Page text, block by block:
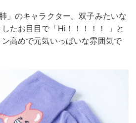
」のキャラクター。双子みたいな
たお目目で「Hi！！！！！ 」と
高めで元気いっぱいな雰囲気で